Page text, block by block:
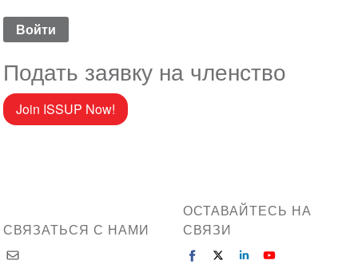
Подать заявку на членство
Join ISSUP Now!
СВЯЗАТЬСЯ С НАМИ
ОСТАВАЙТЕСЬ НА
СВЯЗИ